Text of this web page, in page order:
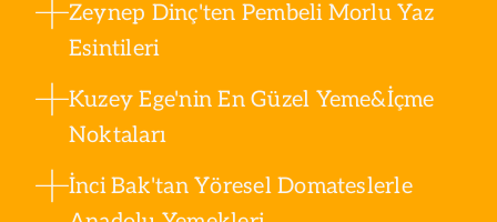
Zeynep Dinç'ten Pembeli Morlu Yaz
Esintileri
Kuzey Ege'nin En Güzel Yeme&İçme
Noktaları
İnci Bak'tan Yöresel Domateslerle